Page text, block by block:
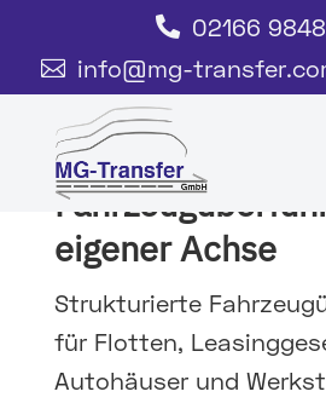
 02166
 info@mg-
Professionelle
Fahrzeugüberführung
eigener Achse
Strukturierte
für Flotten,
Autohäuser und